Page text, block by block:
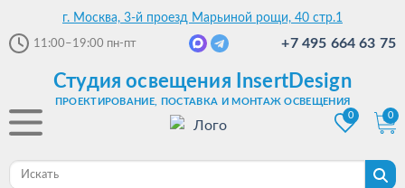
г. Москва, 3-й проезд Марьиной рощи, 40 стр.1
11:00–19:00 пн-пт +7 495 664 63 75
Студия освещения InsertDesign
ПРОЕКТИРОВАНИЕ, ПОСТАВКА И МОНТАЖ ОСВЕЩЕНИЯ
0
0